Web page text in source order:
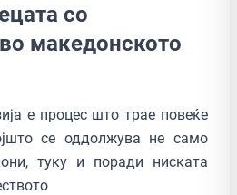
со
македонското
е процес што трае повеќе
се оддолжува не само
туку и поради ниската